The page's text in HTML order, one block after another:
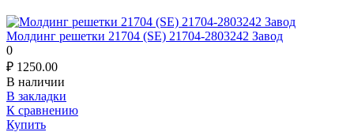
Молдинг решетки 21704 (SE) 21704-2803242 Завод
0
₽ 1250.00
В наличии
В закладки
К сравнению
Купить